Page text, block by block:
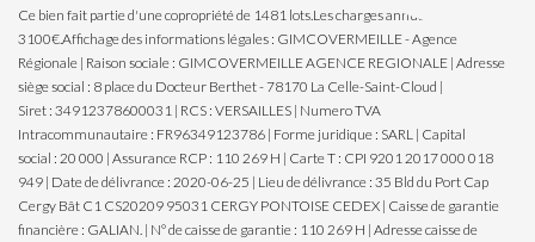
Ce bien fait partie d'une copropriété de 1481 lots.Les charges annuelles sont de
3100€.Affichage des informations légales : GIMCOVERMEILLE - Agence
Régionale | Raison sociale : GIMCOVERMEILLE AGENCE REGIONALE | Adresse
siège social : 8 place du Docteur Berthet - 78170 La Celle-Saint-Cloud |
Siret : 34912378600031 | RCS : VERSAILLES | Numero TVA
Intracommunautaire : FR96349123786 | Forme juridique : SARL | Capital
social : 20 000 | Assurance RCP : 110 269 H | Carte T : CPI 9201 2017 000 018
949 | Date de délivrance : 2020-06-25 | Lieu de délivrance : 35 Bld du Port Cap
Cergy Bât C1 CS20209 95031 CERGY PONTOISE CEDEX | Caisse de garantie
financière : GALIAN. | N° de caisse de garantie : 110 269 H | Adresse caisse de